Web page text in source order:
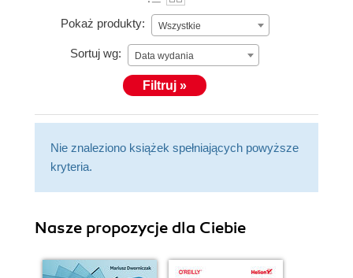
Pokaż produkty: Wszystkie
Sortuj wg: Data wydania
Filtruj »
Nie znaleziono książek spełniających powyższe
kryteria.
Nasze propozycje dla Ciebie